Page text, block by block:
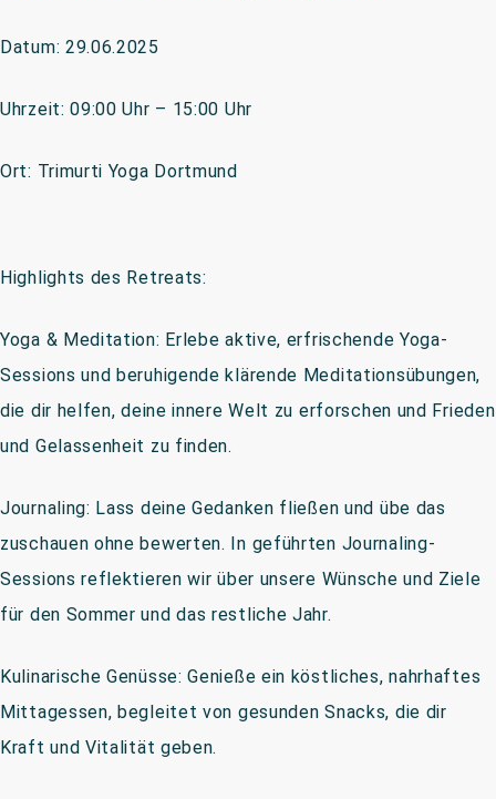
Datum: 29.06.2025
Uhrzeit: 09:00 Uhr – 15:00 Uhr
Ort: Trimurti Yoga Dortmund
Highlights des Retreats:
Yoga & Meditation: Erlebe aktive, erfrischende Yoga-
Sessions und beruhigende klärende Meditationsübungen,
die dir helfen, deine innere Welt zu erforschen und Frieden
und Gelassenheit zu finden.
Journaling: Lass deine Gedanken fließen und übe das
zuschauen ohne bewerten. In geführten Journaling-
Sessions reflektieren wir über unsere Wünsche und Ziele
für den Sommer und das restliche Jahr.
Kulinarische Genüsse: Genieße ein köstliches, nahrhaftes
Mittagessen, begleitet von gesunden Snacks, die dir
Kraft und Vitalität geben.